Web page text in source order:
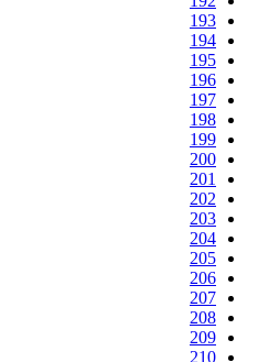
193
194
195
196
197
198
199
200
201
202
203
204
205
206
207
208
209
210